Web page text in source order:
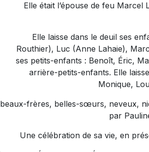
Elle était l’épouse de feu
Elle laisse dans le deuil ses
Routhier), Luc (Anne Lahaie),
ses petits-enfants : Benoît, Éric,
arrière-petits-enfants. Elle
Monique,
beaux-frères, belles-sœurs, neveux,
par
Une célébration de sa vie, en